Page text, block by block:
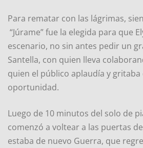
Para rematar con las lágrimas,
“Júrame” fue la elegida para que
escenario, no sin antes pedir un
Santella, con quien lleva
quien el público aplaudía y gritaba
oportunidad.
Luego de 10 minutos del solo de
comenzó a voltear a las puertas
estaba de nuevo Guerra, que